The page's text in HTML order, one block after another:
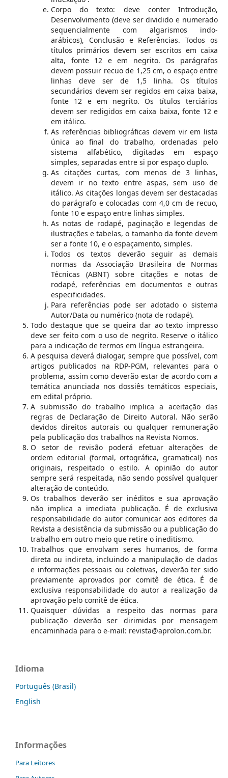
Corpo do texto: deve conter Introdução,
Desenvolvimento (deve ser dividido e numerado
sequencialmente com algarismos indo-
arábicos), Conclusão e Referências. Todos os
títulos primários devem ser escritos em caixa
alta, fonte 12 e em negrito. Os parágrafos
devem possuir recuo de 1,25 cm, o espaço entre
linhas deve ser de 1,5 linha. Os títulos
secundários devem ser regidos em caixa baixa,
fonte 12 e em negrito. Os títulos terciários
devem ser redigidos em caixa baixa, fonte 12 e
em itálico.
As referências bibliográficas devem vir em lista
única ao final do trabalho, ordenadas pelo
sistema alfabético, digitadas em espaço
simples, separadas entre si por espaço duplo.
As citações curtas, com menos de 3 linhas,
devem ir no texto entre aspas, sem uso de
itálico. As citações longas devem ser destacadas
do parágrafo e colocadas com 4,0 cm de recuo,
fonte 10 e espaço entre linhas simples.
As notas de rodapé, paginação e legendas de
ilustrações e tabelas, o tamanho da fonte devem
ser a fonte 10, e o espaçamento, simples.
Todos os textos deverão seguir as demais
normas da Associação Brasileira de Normas
Técnicas (ABNT) sobre citações e notas de
rodapé, referências em documentos e outras
especificidades.
Para referências pode ser adotado o sistema
Autor/Data ou numérico (nota de rodapé).
Todo destaque que se queira dar ao texto impresso
deve ser feito com o uso de negrito. Reserve o itálico
para a indicação de termos em língua estrangeira.
A pesquisa deverá dialogar, sempre que possível, com
artigos publicados na RDP-PGM, relevantes para o
problema, assim como deverão estar de acordo com a
temática anunciada nos dossiês temáticos especiais,
em edital próprio.
A submissão do trabalho implica a aceitação das
regras de Declaração de Direito Autoral. Não serão
devidos direitos autorais ou qualquer remuneração
pela publicação dos trabalhos na Revista Nomos.
O setor de revisão poderá efetuar alterações de
ordem editorial (formal, ortográfica, gramatical) nos
originais, respeitado o estilo. A opinião do autor
sempre será respeitada, não sendo possível qualquer
alteração de conteúdo.
Os trabalhos deverão ser inéditos e sua aprovação
não implica a imediata publicação. É de exclusiva
responsabilidade do autor comunicar aos editores da
Revista a desistência da submissão ou a publicação do
trabalho em outro meio que retire o ineditismo.
Trabalhos que envolvam seres humanos, de forma
direta ou indireta, incluindo a manipulação de dados
e informações pessoais ou coletivas, deverão ter sido
previamente aprovados por comitê de ética. É de
exclusiva responsabilidade do autor a realização da
aprovação pelo comitê de ética.
Quaisquer dúvidas a respeito das normas para
publicação deverão ser dirimidas por mensagem
encaminhada para o e-mail: revista@aprolon.com.br.
Idioma
Português (Brasil)
English
Informações
Para Leitores